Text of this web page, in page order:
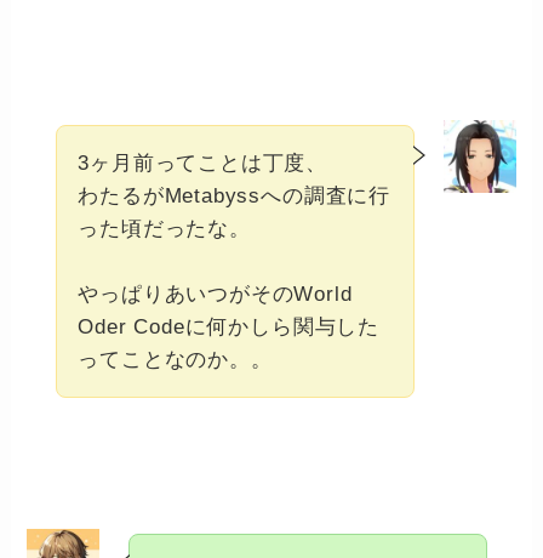
3ヶ月前ってことは丁度、
わたるがMetabyssへの調査に行
った頃だったな。
やっぱりあいつがそのWorld
Oder Codeに何かしら関与した
ってことなのか。。